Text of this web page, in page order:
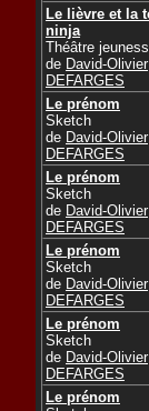
Le lièvre et la
ninja
Théâtre
de David-Olivier
DEFARGES
Le prénom
Sketch
de David-Olivier
DEFARGES
Le prénom
Sketch
de David-Olivier
DEFARGES
Le prénom
Sketch
de David-Olivier
DEFARGES
Le prénom
Sketch
de David-Olivier
DEFARGES
Le prénom